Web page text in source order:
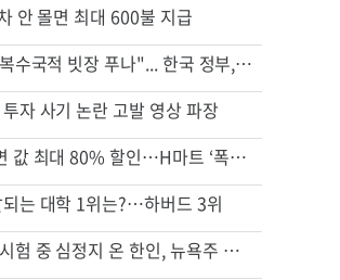
안 몰면 최대 600불 지급
"65세 복수국적 빗장 푸나"... 한국 정부, 연령 완화 전면 추진
자 사기 논란 고발 영상 파장
쌀·라면 값 최대 80% 할인…H마트 ‘폭탄 세일’
는 대학 1위는?…하버드 3위
변호사시험 중 심정지 온 한인, 뉴욕주 제소